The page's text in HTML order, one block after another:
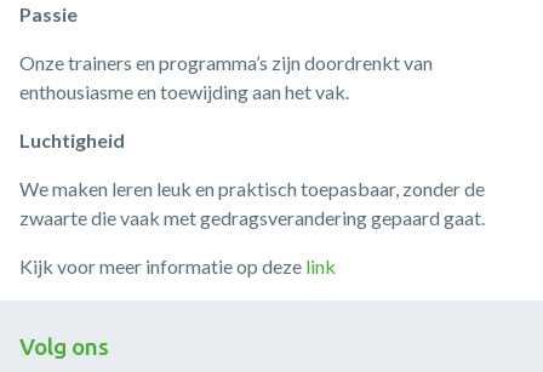
Passie
Onze trainers en programma’s zijn doordrenkt van
enthousiasme en toewijding aan het vak.
Luchtigheid
We maken leren leuk en praktisch toepasbaar, zonder de
zwaarte die vaak met gedragsverandering gepaard gaat.
Kijk voor meer informatie op deze link
Volg ons